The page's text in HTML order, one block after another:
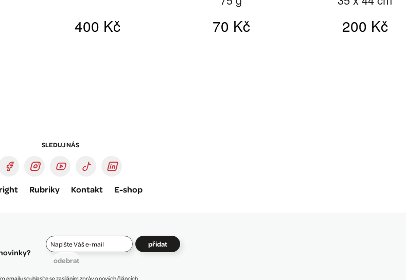
SLEDUJ NÁS
Rubriky Kontakt E-shop
přidat
odebrat
emailu souhlasíte se zasíláním zpráv o nových článcích